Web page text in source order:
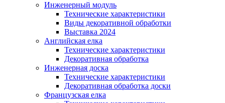
Инженерный модуль
Технические характеристики
Виды декоративной обработки
Выставка 2024
Английская елка
Технические характеристики
Декоративная обработка
Инженерная доска
Технические характеристики
Декоративная обработка доски
Французская елка